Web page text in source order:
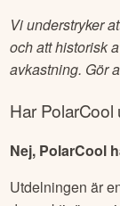
Vi understryker
och att historisk
avkastning. Gör
HarPolarCool
Nej, PolarCool
Utdelningen är